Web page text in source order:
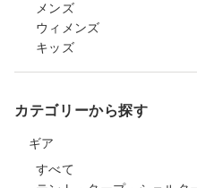
メンズ
ウィメンズ
キッズ
カテゴリーから探す
ギア
すべて